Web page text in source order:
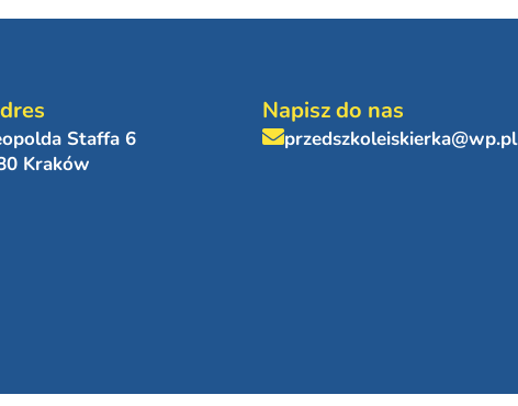
Staffa 6
Kraków
Napisz do nas
przedszkoleiskierka@wp.pl